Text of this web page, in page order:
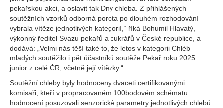
pekařskou akci, a oslavit tak Dny chleba. Z přihlášených
soutěžních vzorků odborná porota po dlouhém rozhodování
vybrala vítěze jednotlivých kategorií,“ říká Bohumil Hlavatý,
výkonný ředitel Svazu pekařů a cukrářů v České republice, a
dodává: „Velmi nás těší také to, že letos v kategorii Chléb
mladých soutěžilo i pět účastníků soutěže Pekař roku 2025
junior z celé ČR, včetně její vítězky.“
Soutěžní chleby byly hodnoceny dvaceti certifikovanými
komisaři, kteří v propracovaném 100bodovém schématu
hodnocení posuzovali senzorické parametry jednotlivých chlebů: